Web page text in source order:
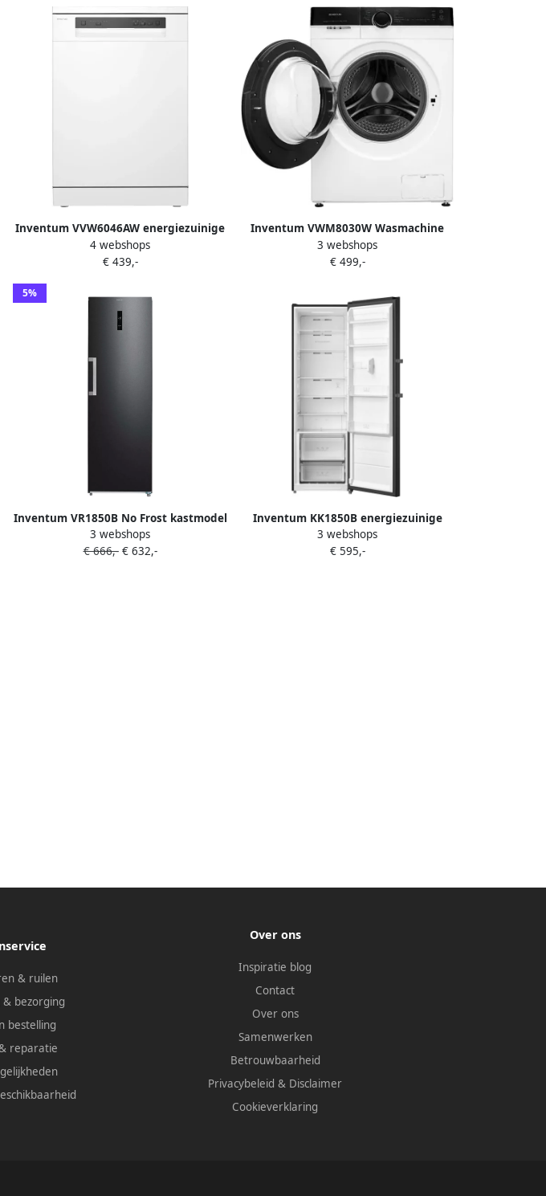
Inventum VVW6046AW energiezuinige
vaatwasser 14 couverts Besteklade-
Bestekmand Stil: 42 dB 7 programma s
Energielabel C Vrijstaand Wit
4 webshops
€ 439,-
Inventum VWM8030W Wasmachine
8kg 1400 toeren Energielabel A-30%
Stoomfunctie Wit
3 webshops
€ 499,-
5%
Inventum VR1850B No Frost kastmodel
vriezer energiezuinig 272 liter 185 cm
hoog Supervriezen Superkoelen
3 webshops
€ 666,-€ 632,-
Inventum KK1850B energiezuinige
koelkast 185 cm hoog 362 liter
Kastmodel Zonder vriesvak
3 webshops
€ 595,-
& ruilen
& bezorging
bestelling
reparatie
Over ons
Inspiratie blog
Contact
Over ons
Samenwerken
Betrouwbaarheid
Privacybeleid & Disclaimer
Cookieverklaring